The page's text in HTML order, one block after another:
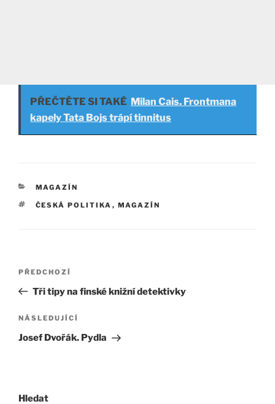
PŘEČTĚTE SI TAKÉ Milan Cais. Frontmana
kapely Tata Bojs trápí tinnitus
RUBRIKY
MAGAZÍN
ŠTÍTKY
ČESKÁ POLITIKA , MAGAZÍN
Navigace
příspěvek
Předchozí
příspěvek
PŘEDCHOZÍ
Tři tipy na finské knižní detektivky
Následující
příspěvek
NÁSLEDUJÍCÍ
Josef Dvořák. Pydla
Hledat